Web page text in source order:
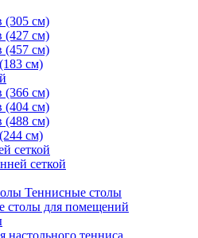
(305 см)
(427 см)
(457 см)
см)
(366 см)
(404 см)
(488 см)
см)
сеткой
сеткой
Теннисные столы
столы для помещений
настольного тенниса